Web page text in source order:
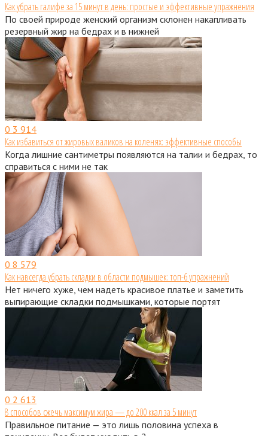
Как убрать галифе за 15 минут в день: простые и эффективные упражнения
По своей природе женский организм склонен накапливать
резервный жир на бедрах и в нижней
0 3 914
Как избавиться от жировых валиков на коленях: эффективные способы
Когда лишние сантиметры появляются на талии и бедрах, то
справиться с ними не так
0 8 579
Как навсегда убрать складки в области подмышек: топ-6 упражнений
Нет ничего хуже, чем надеть красивое платье и заметить
выпирающие складки подмышками, которые портят
0 2 613
8 способов сжечь максимум жира — до 200 ккал за 5 минут
Правильное питание — это лишь половина успеха в